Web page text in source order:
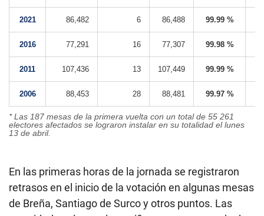
2021 86,482 6 86,488 99.99 %
2016 77,291 16 77,307 99.98 %
2011 107,436 13 107,449 99.99 %
2006 88,453 28 88,481 99.97 %
* Las 187 mesas de la primera vuelta con un total de 55 261
electores afectados se lograron instalar en su totalidad el lunes
13 de abril.
En las primeras horas de la jornada se registraron
retrasos en el inicio de la votación en algunas mesas
de Breña, Santiago de Surco y otros puntos. Las